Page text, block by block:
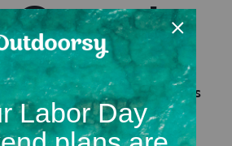
!
à trouver la page que vous